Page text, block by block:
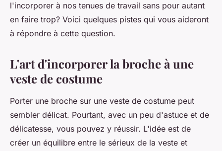
l'incorporer à nos tenues de travail sans pour autant
en faire trop? Voici quelques pistes qui vous aideront
à répondre à cette question.
L'art d'incorporer la broche à une
veste de costume
Porter une broche sur une veste de costume peut
sembler délicat. Pourtant, avec un peu d'astuce et de
délicatesse, vous pouvez y réussir. L'idée est de
créer un équilibre entre le sérieux de la veste et